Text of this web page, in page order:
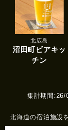
北広島
沼田町ビアキッ
チン
集計期間
北海道の宿泊施設